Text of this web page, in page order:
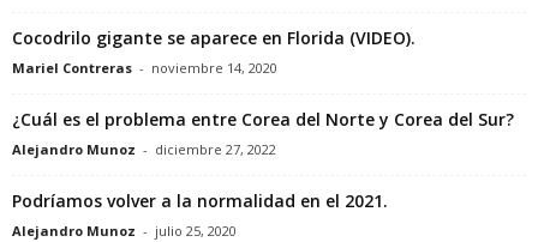
Cocodrilo gigante se aparece en Florida (VIDEO).
Mariel Contreras - noviembre 14, 2020
¿Cuál es el problema entre Corea del Norte y Corea del Sur?
Alejandro Munoz - diciembre 27, 2022
Podríamos volver a la normalidad en el 2021.
Alejandro Munoz - julio 25, 2020